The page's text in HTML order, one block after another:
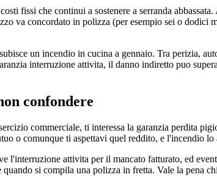
fissi che continui a sostenere a serranda
va concordato in polizza (per esempio sei o dodici
un incendio in cucina a gennaio. Tra perizia,
interruzione attivita, il danno indiretto puo
confondere
commerciale, ti interessa la garanzia perdita
o comunque ti aspettavi quel reddito, e l'incendio lo
l'interruzione attivita per il mancato fatturato, ed
si compila una polizza in fretta. Vale la pena